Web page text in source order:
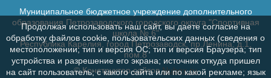
Муниципальное бюджетное учреждение дополнительного
образования Петрозаводского городского округа "Спортивная
школа № 6"
Республика Карелия, город Петрозаводск, пр.Ленина, д.1,
пом.8
© Конструктор сайтовNubex.ru
Продолжая использовать наш сайт, вы даете согласие на
обработку файлов cookie, пользовательских данных (сведения о
местоположении; тип и версия ОС; тип и версия Браузера; тип
устройства и разрешение его экрана; источник откуда пришел
на сайт пользователь; с какого сайта или по какой рекламе; язык